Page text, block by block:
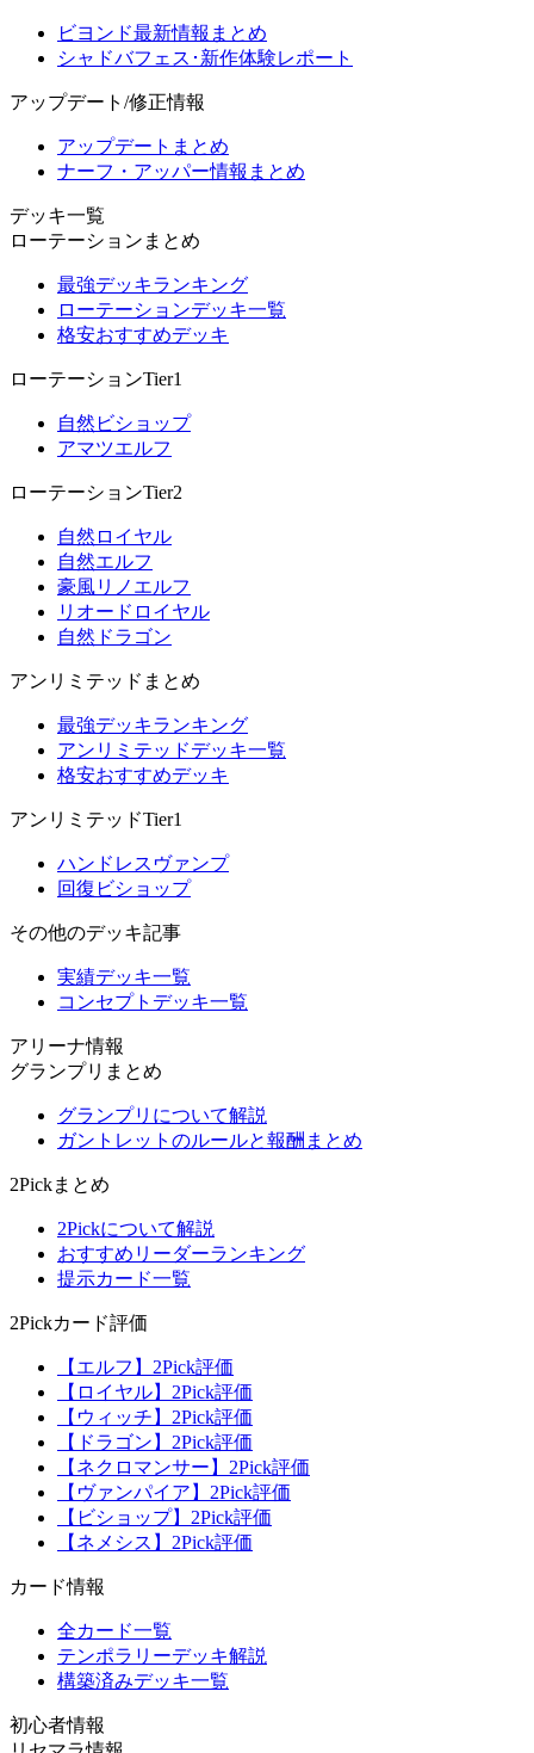
ビヨンド最新情報まとめ
シャドバフェス･新作体験レポート
アップデート/修正情報
アップデートまとめ
ナーフ・アッパー情報まとめ
デッキ一覧
ローテーションまとめ
最強デッキランキング
ローテーションデッキ一覧
格安おすすめデッキ
ローテーションTier1
自然ビショップ
アマツエルフ
ローテーションTier2
自然ロイヤル
自然エルフ
豪風リノエルフ
リオードロイヤル
自然ドラゴン
アンリミテッドまとめ
最強デッキランキング
アンリミテッドデッキ一覧
格安おすすめデッキ
アンリミテッドTier1
ハンドレスヴァンプ
回復ビショップ
その他のデッキ記事
実績デッキ一覧
コンセプトデッキ一覧
アリーナ情報
グランプリまとめ
グランプリについて解説
ガントレットのルールと報酬まとめ
2Pickまとめ
2Pickについて解説
おすすめリーダーランキング
提示カード一覧
2Pickカード評価
【エルフ】2Pick評価
【ロイヤル】2Pick評価
【ウィッチ】2Pick評価
【ドラゴン】2Pick評価
【ネクロマンサー】2Pick評価
【ヴァンパイア】2Pick評価
【ビショップ】2Pick評価
【ネメシス】2Pick評価
カード情報
全カード一覧
テンポラリーデッキ解説
構築済みデッキ一覧
初心者情報